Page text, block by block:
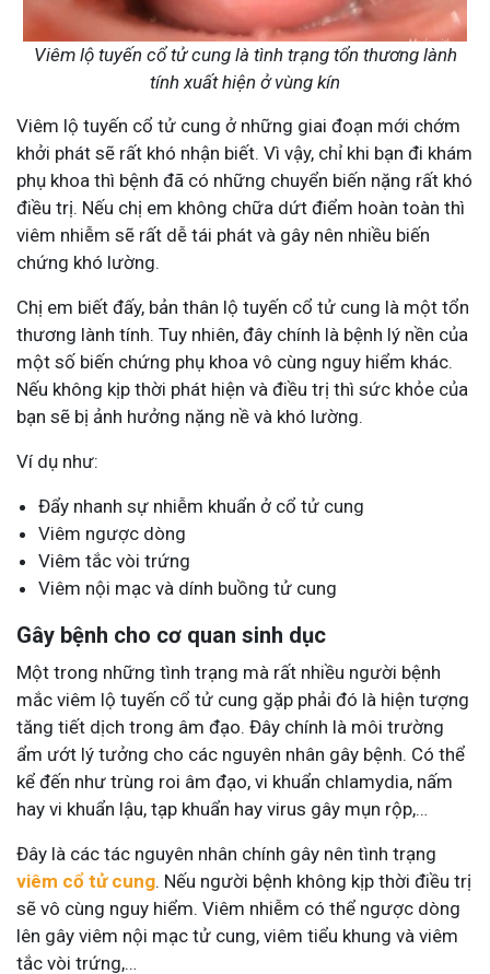
Viêm lộ tuyến cổ tử cung là tình trạng tổn thương lành
tính xuất hiện ở vùng kín
Viêm lộ tuyến cổ tử cung ở những giai đoạn mới chớm
khởi phát sẽ rất khó nhận biết. Vì vậy, chỉ khi bạn đi khám
phụ khoa thì bệnh đã có những chuyển biến nặng rất khó
điều trị. Nếu chị em không chữa dứt điểm hoàn toàn thì
viêm nhiễm sẽ rất dễ tái phát và gây nên nhiều biến
chứng khó lường.
Chị em biết đấy, bản thân lộ tuyến cổ tử cung là một tổn
thương lành tính. Tuy nhiên, đây chính là bệnh lý nền của
một số biến chứng phụ khoa vô cùng nguy hiểm khác.
Nếu không kịp thời phát hiện và điều trị thì sức khỏe của
bạn sẽ bị ảnh hưởng nặng nề và khó lường.
Ví dụ như:
Đẩy nhanh sự nhiễm khuẩn ở cổ tử cung
Viêm ngược dòng
Viêm tắc vòi trứng
Viêm nội mạc và dính buồng tử cung
Gây bệnh cho cơ quan sinh dục
Một trong những tình trạng mà rất nhiều người bệnh
mắc viêm lộ tuyến cổ tử cung gặp phải đó là hiện tượng
tăng tiết dịch trong âm đạo. Đây chính là môi trường
ẩm ướt lý tưởng cho các nguyên nhân gây bệnh. Có thể
kể đến như trùng roi âm đạo, vi khuẩn chlamydia, nấm
hay vi khuẩn lậu, tạp khuẩn hay virus gây mụn rộp,…
Đây là các tác nguyên nhân chính gây nên tình trạng
viêm cổ tử cung. Nếu người bệnh không kịp thời điều trị
sẽ vô cùng nguy hiểm. Viêm nhiễm có thể ngược dòng
lên gây viêm nội mạc tử cung, viêm tiểu khung và viêm
tắc vòi trứng,…